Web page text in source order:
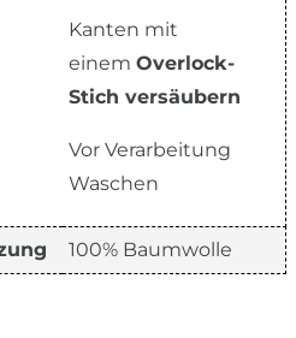
Kanten mit
einem Overlock-
Stich versäubern
Vor Verarbeitung
Waschen
100% Baumwolle